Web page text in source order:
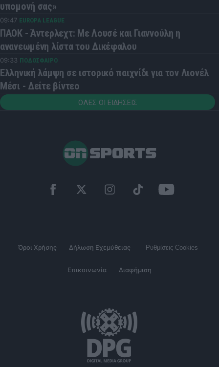
υπομονή σας»
09:47 EUROPA LEAGUE
ΠΑΟΚ - Άντερλεχτ: Με Λουσέ και Γιαννούλη η
ανανεωμένη λίστα του Δικέφαλου
09:33 ΠΟΔΟΣΦΑΙΡΟ
Ελληνική λάμψη σε ιστορικό παιχνίδι για τον Λιονέλ
Μέσι - Δείτε βίντεο
ΟΛΕΣ ΟΙ ΕΙΔΗΣΕΙΣ
Όροι Χρήσης Δήλωση Εχεμύθειας Ρυθμίσεις Cookies
Επικοινωνία Διαφήμιση